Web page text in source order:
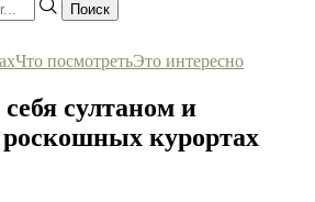
Поиск
Что посмотретьЭто интересно
султаном и
курортах